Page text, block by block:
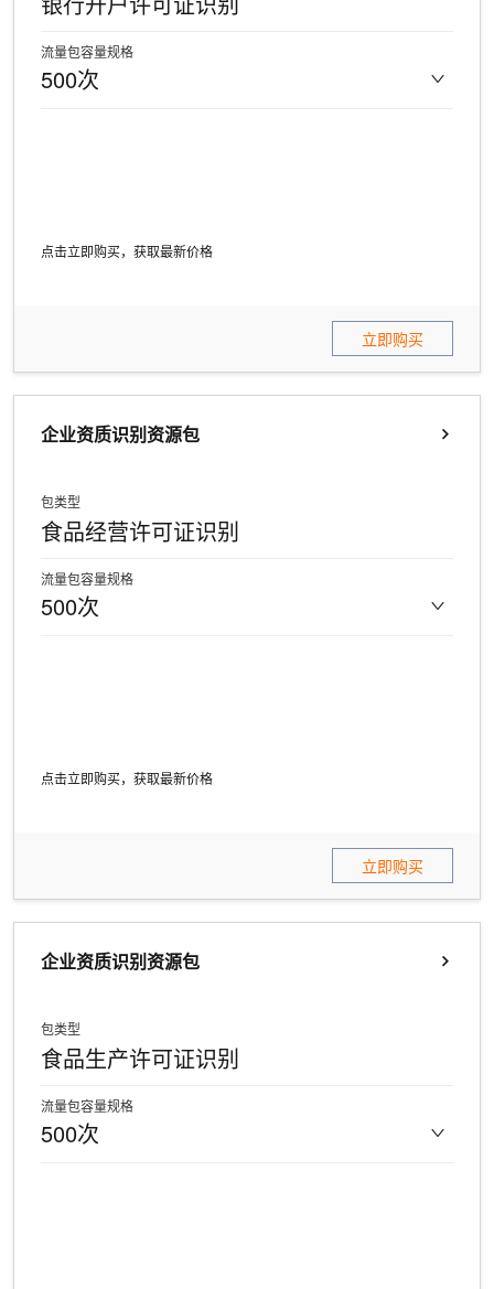
流量包容量规格
500次
点击立即购买，获取最新价格
立即购买
企业资质识别资源包
包类型
食品经营许可证识别
流量包容量规格
500次
点击立即购买，获取最新价格
立即购买
企业资质识别资源包
包类型
食品生产许可证识别
流量包容量规格
500次